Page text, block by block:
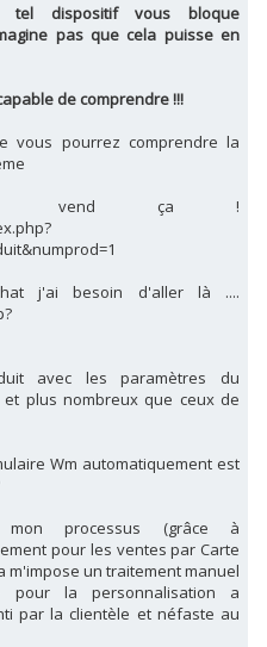
dispositif vous bloque
pas que cela puisse en
de comprendre !!!
vous pourrez comprendre la
vend ça !
j'ai besoin d'aller là ....
avec les paramètres du
plus nombreux que ceux de
Wm automatiquement est
processus (grâce à
pour les ventes par Carte
m'impose un traitement manuel
pour la personnalisation a
par la clientèle et néfaste au